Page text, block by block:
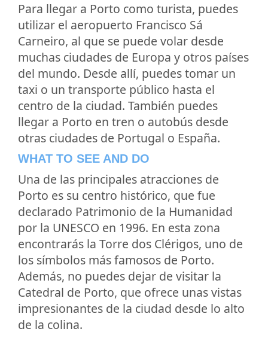
Para llegar a Porto como turista, puedes
utilizar el aeropuerto Francisco Sá
Carneiro, al que se puede volar desde
muchas ciudades de Europa y otros países
del mundo. Desde allí, puedes tomar un
taxi o un transporte público hasta el
centro de la ciudad. También puedes
llegar a Porto en tren o autobús desde
otras ciudades de Portugal o España.
WHAT TO SEE AND DO
Una de las principales atracciones de
Porto es su centro histórico, que fue
declarado Patrimonio de la Humanidad
por la UNESCO en 1996. En esta zona
encontrarás la Torre dos Clérigos, uno de
los símbolos más famosos de Porto.
Además, no puedes dejar de visitar la
Catedral de Porto, que ofrece unas vistas
impresionantes de la ciudad desde lo alto
de la colina.